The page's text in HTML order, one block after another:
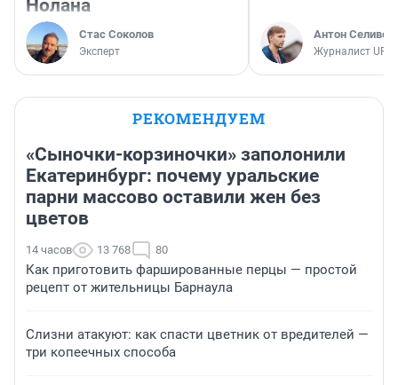
Нолана
Стас Соколов
Эксперт
Антон
Журналист
РЕКОМЕНДУЕМ
«Сыночки-корзиночки» заполонили
Екатеринбург: почему уральские
парни массово оставили жен без
цветов
14 часов 13 768 80
Как приготовить фаршированные перцы — простой
рецепт от жительницы Барнаула
Слизни атакуют: как спасти цветник от вредителей —
три копеечных способа